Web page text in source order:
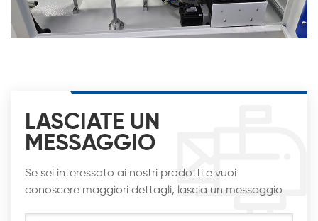
LASCIATE UN
MESSAGGIO
Se sei interessato ai nostri prodotti e vuoi
conoscere maggiori dettagli, lascia un messaggio